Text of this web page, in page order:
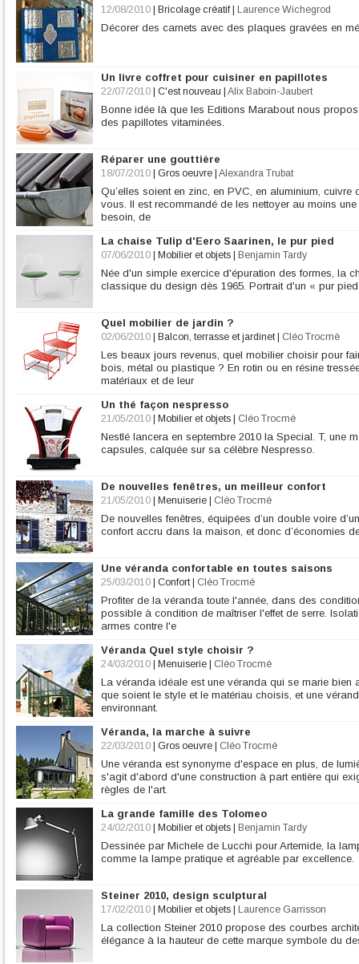
12/08/2010 Bricolage créatif| Laurence Wichegrod
Décorer des carnets avec des plaques gravées en
Un livre coffret pour cuisiner en papillotes
22/07/2010 C'est nouveau Alix Baboin-Jaubert
Bonne idée là que les Editions Marabout nous
des papillotes vitaminées.
Réparer une gouttière
18/07/2010 Gros oeuvre Alexandra Trubat
Qu’elles soient en zinc, en PVC, en aluminium, cuivre
vous. Il est recommandé de les nettoyer au moins
besoin, de
La chaise Tulip d'Eero Saarinen, le pur pied
07/06/2010 Mobilier et objets Benjamin Tardy
Née d'un simple exercice d'épuration des formes, la
classique du design dès 1965. Portrait d'un « pur
Quel mobilier de jardin ?
02/06/2010 Balcon, terrasse et jardinet| Cléo Trocmé
Les beaux jours revenus, quel mobilier choisir pour
bois, métal ou plastique ? En rotin ou en résine
matériaux et de leur
Un thé façon nespresso
21/05/2010 Mobilier et objets Cléo Trocmé
Nestlé lancera en septembre 2010 la Special. T, une
capsules, calquée sur sa célèbre Nespresso.
De nouvelles fenêtres, un meilleur confort
21/05/2010 Menuiserie Cléo Trocmé
De nouvelles fenêtres, équipées d’un double voire
confort accru dans la maison, et donc d’économies
Une véranda confortable en toutes saisons
25/03/2010 Confort| Cléo Trocmé
Profiter de la véranda toute l'année, dans des
possible à condition de maîtriser l'effet de serre.
armes contre l'e
Véranda Quel style choisir ?
24/03/2010 Menuiserie Cléo Trocmé
La véranda idéale est une véranda qui se marie bien
que soient le style et le matériau choisis, et une
environnant.
Véranda, la marche à suivre
22/03/2010 Gros oeuvre Cléo Trocmé
Une véranda est synonyme d'espace en plus, de
s'agit d'abord d'une construction à part entière qui
règles de l'art.
La grande famille des Tolomeo
24/02/2010 Mobilier et objets Benjamin Tardy
Dessinée par Michele de Lucchi pour Artemide, la
comme la lampe pratique et agréable par excellence.
Steiner 2010, design sculptural
17/02/2010 Mobilier et objets Laurence Garrisson
La collection Steiner 2010 propose des courbes
élégance à la hauteur de cette marque symbole du